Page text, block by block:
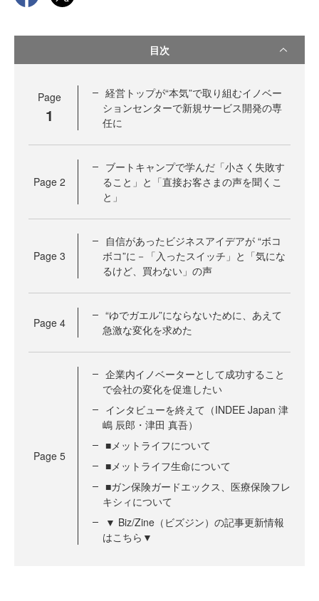
目次
Page
1
経営トップが“本気”で取り組むイノベー
ションセンターで新規サービス開発の専
任に
Page 2
ブートキャンプで学んだ「小さく失敗す
ること」と「直接お客さまの声を聞くこ
と」
Page 3
自信があったビジネスアイデアが “ボコ
ボコ”に－「入ったスイッチ」と「気にな
るけど、買わない」の声
Page 4
“ゆでガエル”にならないために、あえて
急激な変化を求めた
Page 5
企業内イノベーターとして成功すること
で会社の変化を促進したい
インタビューを終えて（INDEE Japan 津
嶋 辰郎・津田 真吾）
■メットライフについて
■メットライフ生命について
■ガン保険ガードエックス、医療保険フレ
キシィについて
▼ Biz/Zine（ビズジン）の記事更新情報
はこちら▼